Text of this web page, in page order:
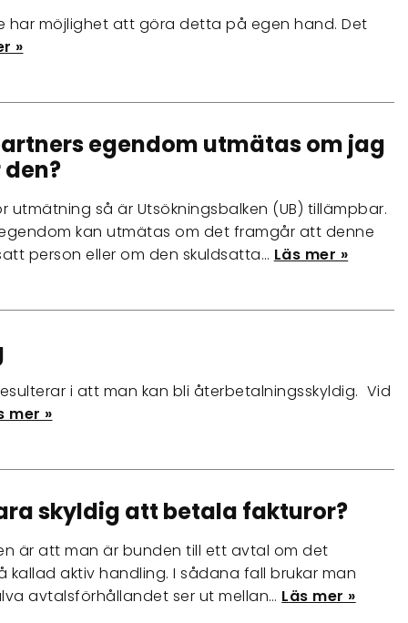
har möjlighet att göra detta på egen hand. Det
»
egendom utmätas om jag
utmätning så är Utsökningsbalken (UB) tillämpbar.
kan utmätas om det framgår att denne
person eller om den skuldsatta… Läs mer »
i att man kan bli återbetalningsskyldig. Vid
mer »
skyldig att betala fakturor?
är att man är bunden till ett avtal om det
kallad aktiv handling. I sådana fall brukar man
avtalsförhållandet ser ut mellan… Läs mer »